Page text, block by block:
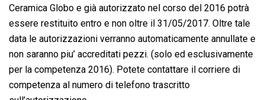
Ceramica Globo e già autorizzato nel corso del 2016 potrà
essere restituito entro e non oltre il 31/05/2017. Oltre tale
data le autorizzazioni verranno automaticamente annullate e
non saranno piu’ accreditati pezzi. (solo ed esclusivamente
per la competenza 2016). Potete contattare il corriere di
competenza al numero di telefono trascritto